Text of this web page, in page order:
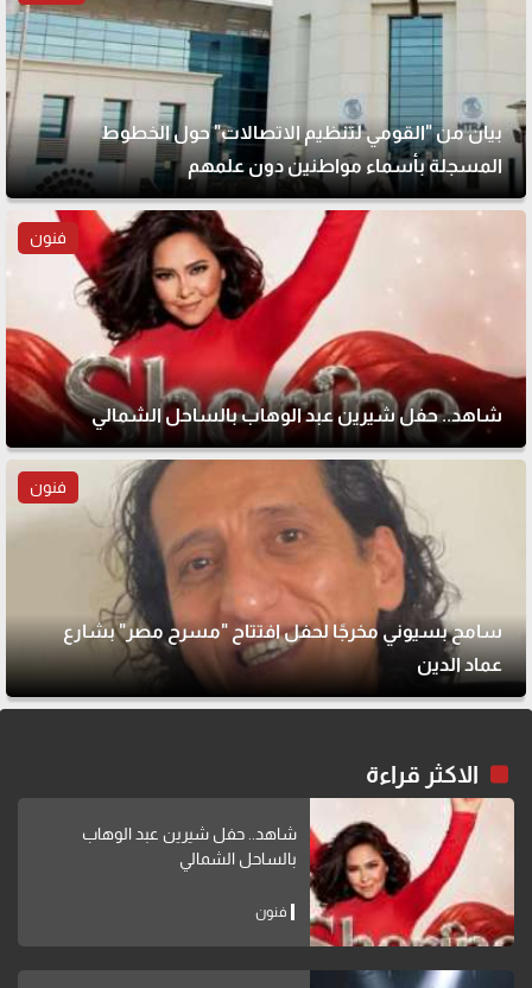
بيان من "القومي لتنظيم الاتصالات" حول الخطوط
المسجلة بأسماء مواطنين دون علمهم
فنون
شاهد.. حفل شيرين عبد الوهاب بالساحل الشمالي
فنون
سامح بسيوني مخرجًا لحفل افتتاح "مسرح مصر" بشارع
عماد الدين
الاكثر قراءة
شاهد.. حفل شيرين عبد الوهاب
بالساحل الشمالي
فنون